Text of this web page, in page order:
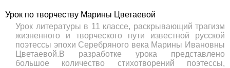
Урок по творчеству Марины Цветаевой
Урок литературы в 11 классе, раскрывающий трагизм
жизненного и творческого пути известной русской
поэтессы эпохи Серебряного века Марины Ивановны
Цветаевой.В разработке урока представлено
большое количество стихотворений поэтессы,